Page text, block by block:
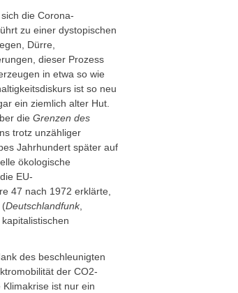
die Corona-
zu einer dystopischen
Dürre,
dieser Prozess
in etwa so wie
ist so neu
ein ziemlich alter Hut.
die Grenzen des
trotz unzähliger
Jahrhundert später auf
ökologische
EU-
47 nach 1972 erklärte,
(Deutschlandfunk,
des beschleunigten
der CO2-
ist nur ein